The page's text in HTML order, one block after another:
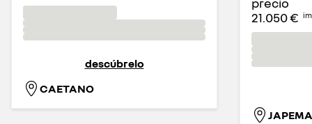
descúbrelo
CAETANO
21.050 €